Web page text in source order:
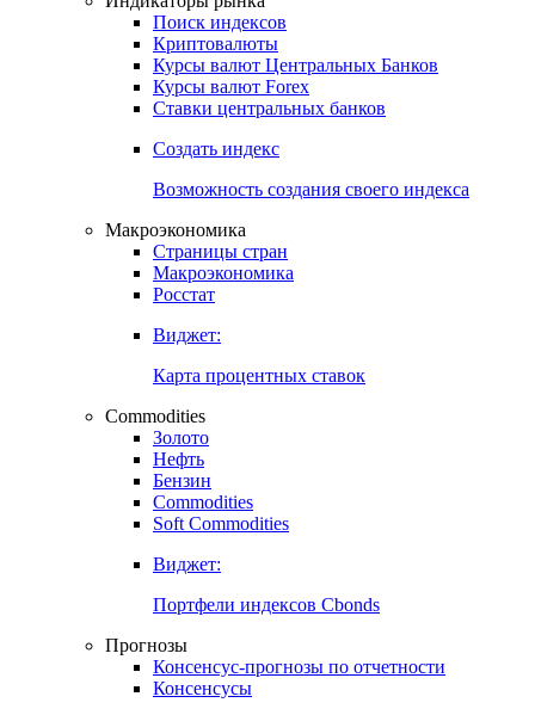
Получить доступ
Индикаторы рынка
Поиск индексов
Курсы валют Центральных Банков
Ставки центральных банков
Создать индекс
Возможность создания своего индекса
Страницы стран
Росстат
Виджет:
Карта процентных ставок
Commodities
Золото
Бензин
Soft Commodities
Виджет:
Портфели индексов Cbonds